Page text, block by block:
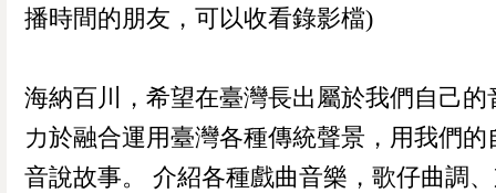
播時間的朋友，可以收看錄影檔)
海納百川，希望在臺灣長出屬於我們自己的
力於融合運用臺灣各種傳統聲景，用我們的
音說故事。 介紹各種戲曲音樂，歌仔曲調